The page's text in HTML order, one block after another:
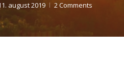
august 2019 2 Comments